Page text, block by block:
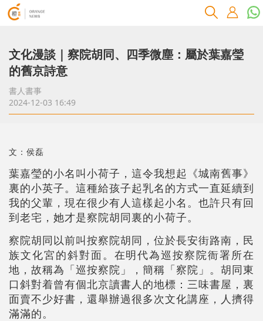
文化漫談｜察院胡同、四季微塵：屬於葉嘉瑩
的舊京詩意
書人書事
2024-12-03 16:49
文：侯磊
葉嘉瑩的小名叫小荷子，這令我想起《城南舊事》
裏的小英子。這種給孩子起乳名的方式一直延續到
我的父輩，現在很少有人這樣起小名。也許只有回
到老宅，她才是察院胡同裏的小荷子。
察院胡同以前叫按察院胡同，位於長安街路南，民
族文化宮的斜對面。在明代為巡按察院衙署所在
地，故稱為「巡按察院」，簡稱「察院」。胡同東
口斜對着曾有個北京讀書人的地標：三味書屋，裏
面賣不少好書，還舉辦過很多次文化講座，人擠得
滿滿的。